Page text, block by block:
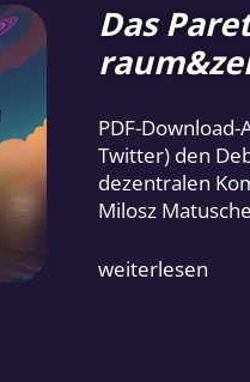
Das
PDF-
Twitter) den
dezentralen
Milosz
weiterlesen